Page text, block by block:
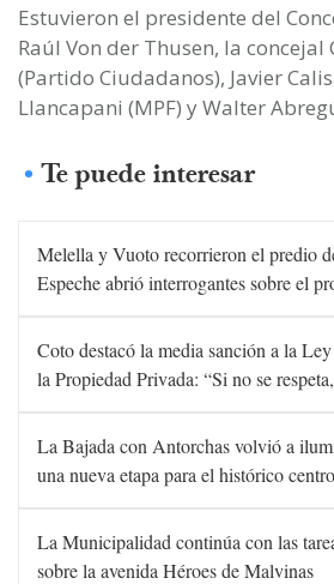
Estuvieron el presidente del
Raúl Von der Thusen, la concejal
(Partido Ciudadanos), Javier
Llancapani (MPF) y Walter
Te puede interesar
Melella y Vuoto recorrieron el predio
Espeche abrió interrogantes sobre el
Coto destacó la media sanción a la
la Propiedad Privada: “Si no se
La Bajada con Antorchas volvió a
una nueva etapa para el histórico
La Municipalidad continúa con las
sobre la avenida Héroes de Malvinas